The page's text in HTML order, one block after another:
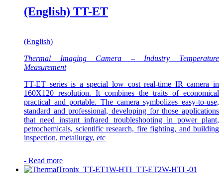
(English) TT-ET
(English)
Thermal Imaging Camera – Industry Temperature
Measurement
TT-ET series is a special low cost real-time IR camera in
160X120 resolution. It combines the traits of economical
practical and portable. The camera symbolizes easy-to-use,
standard and professional, developing for those applications
that need instant infrared troubleshooting in power plant,
petrochemicals, scientific research, fire fighting, and building
inspection, metallurgy, etc
- Read more